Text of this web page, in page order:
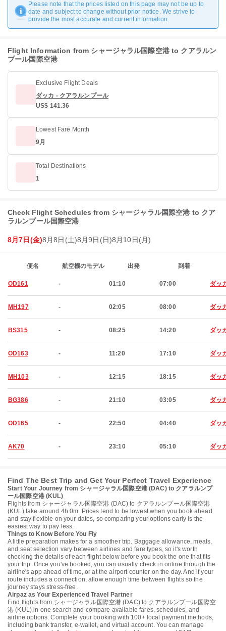
Please note that the prices listed on this page may not be up to
date and subject to change without prior notice. We strive to
provide the most accurate and current information.
Flight Information from シャージャラル国際空港 to クアラルン
プール国際空港
Exclusive Flight Deals
ダッカ - クアラルンプール
US$ 141.36
Lowest Fare Month
9月
Total Destinations
1
Check Flight Schedules from シャージャラル国際空港 to クア
ラルンプール国際空港
8月7日(金)8月8日(土)8月9日(日)8月10日(月)
便名 航空機のモデル 出発 到着
OD161 - 01:10 07:00 ダッ
MH197 - 02:05 08:00 ダッ
BS315 - 08:25 14:20 ダッ
OD163 - 11:20 17:10 ダッ
MH103 - 12:15 18:15 ダッ
BG386 - 21:10 03:05 ダッ
OD165 - 22:50 04:40 ダッ
AK70 - 23:10 05:10 ダッ
Find The Best Trip and Get Your Perfect Travel Experience
Start Your Journey from シャージャラル国際空港 (DAC) to クアラルンプ
ール国際空港 (KUL)
Flights from シャージャラル国際空港 (DAC) to クアラルンプール国際空港
(KUL) take around 4h 0m. Prices tend to be lowest when you book ahead
and stay flexible on your dates, so comparing your options early is the
easiest way to pay less.
Things to Know Before You Fly
A little preparation makes for a smoother trip. Baggage allowance, meals,
and seat selection vary between airlines and fare types, so it's worth
checking the details of each flight below before you book the one that fits
your trip. Once you've booked, you can usually check in online through the
airline's app ahead of time, or at the airport counter on the day. And if your
route includes a connection, allow enough time between flights so the
journey stays stress-free.
Airpaz as Your Experienced Travel Partner
Find flights from シャージャラル国際空港 (DAC) to クアラルンプール国際空
港 (KUL) in one search and compare available fares, schedules, and
airline options. Complete your booking with 100+ local payment methods,
including bank transfer, e-wallet, and virtual account. You can manage